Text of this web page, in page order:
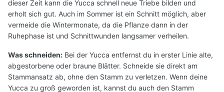
dieser Zeit kann die Yucca schnell neue Triebe bilden und
erholt sich gut. Auch im Sommer ist ein Schnitt möglich, aber
vermeide die Wintermonate, da die Pflanze dann in der
Ruhephase ist und Schnittwunden langsamer verheilen.
Was schneiden: Bei der Yucca entfernst du in erster Linie alte,
abgestorbene oder braune Blätter. Schneide sie direkt am
Stammansatz ab, ohne den Stamm zu verletzen. Wenn deine
Yucca zu groß geworden ist, kannst du auch den Stamm